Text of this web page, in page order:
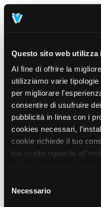
Questo sito web utilizza
Al fine di offrire la
utilizziamo varie
per migliorare
consentire di usufruire
pubblicità in linea con i
cookies necessari,
cookie richiede il tuo
tue scelte riguardo
prosegui” o decidere di
sul pulsante “Accetta
delNecessario